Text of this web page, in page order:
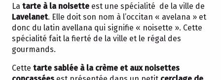
La tarte à la noisette est une spécialité de la ville de
Lavelanet. Elle doit son nom à l’occitan « avelana » et
donc du latin avellana qui signifie « noisette ». Cette
spécialité fait la fierté de la ville et le régal des
gourmands.
Cette tarte sablée à la crème et aux noisettes